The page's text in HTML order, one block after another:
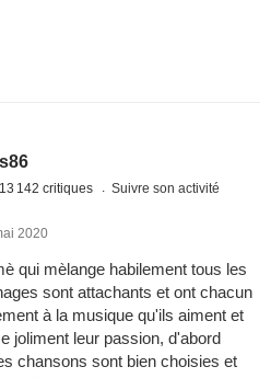
13 142 critiques Suivre son activité
2020
qui mèlange habilement tous les
sont attachants et ont chacun
à la musique qu'ils aiment et
joliment leur passion, d'abord
chansons sont bien choisies et